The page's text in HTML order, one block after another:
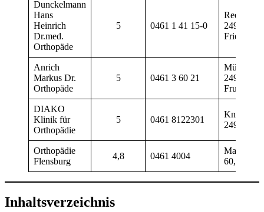
Dunckelmann
Hans
Heinrich
Dr.med.
Orthopäde
5 0461 1 41 15-0
24937
Anrich
Markus Dr.
Orthopäde
5 0461 3 60 21
Mürwiker
24943
Fruerlund
DIAKO
Klinik für
Orthopädie
5 0461 8122301
24939
Orthopädie
Flensburg
4,8 0461 4004
60, 24939
Inhaltsverzeichnis